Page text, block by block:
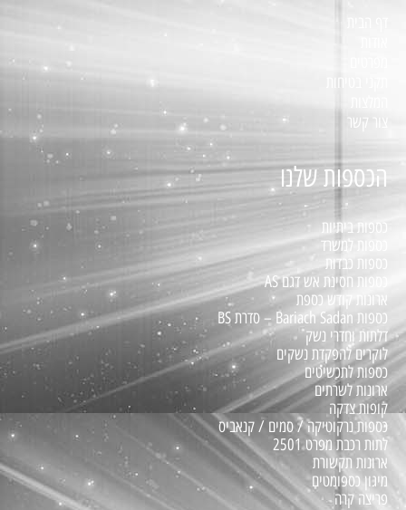
צור קשר
הכספות שלנו
כספות ביתיות
כספות למשרד
כספות כבדות
כספות חסינת אש דגם AS
ארונות קודש כספת
כספות Bariach Sadan – סדרת BS
דלתות וחדרי נשק
לוקרים להפקדת נשקים
כספות לתכשיטים
ארונות לשרתים
קופות צדקה
כספות נרקוטיקה / סמים / קנאביס
לתות רכבת מפרט 2501
ארונות תקשורת
מיגון כספומטים
פריצה קרה